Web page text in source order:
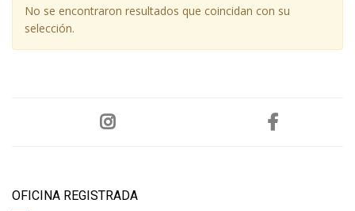
No se encontraron resultados que coincidan con su
selección.
OFICINA REGISTRADA